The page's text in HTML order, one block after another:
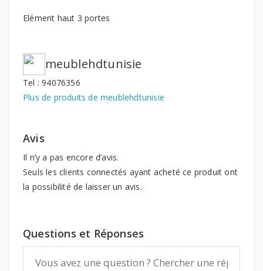
Elément haut 3 portes
meublehdtunisie
Tel : 94076356
Plus de produits de meublehdtunisie
Avis
Il n’y a pas encore d’avis.
Seuls les clients connectés ayant acheté ce produit ont
la possibilité de laisser un avis.
Questions et Réponses